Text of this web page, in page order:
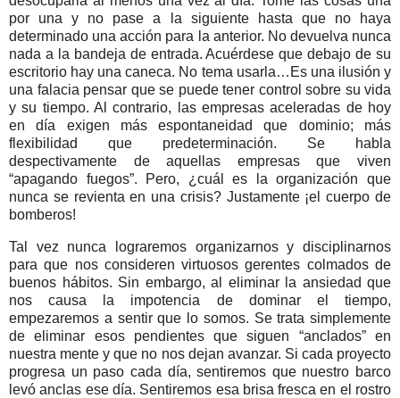
por una y no pase a la siguiente hasta que no haya
determinado una acción para la anterior. No devuelva nunca
nada a la bandeja de entrada. Acuérdese que debajo de su
escritorio hay una caneca. No tema usarla…Es una ilusión y
una falacia pensar que se puede tener control sobre su vida
y su tiempo. Al contrario, las empresas aceleradas de hoy
en día exigen más espontaneidad que dominio; más
flexibilidad que predeterminación. Se habla
despectivamente de aquellas empresas que viven
“apagando fuegos”. Pero, ¿cuál es la organización que
nunca se revienta en una crisis? Justamente ¡el cuerpo de
bomberos!
Tal vez nunca lograremos organizarnos y disciplinarnos
para que nos consideren virtuosos gerentes colmados de
buenos hábitos. Sin embargo, al eliminar la ansiedad que
nos causa la impotencia de dominar el tiempo,
empezaremos a sentir que lo somos. Se trata simplemente
de eliminar esos pendientes que siguen “anclados” en
nuestra mente y que no nos dejan avanzar. Si cada proyecto
progresa un paso cada día, sentiremos que nuestro barco
levó anclas ese día. Sentiremos esa brisa fresca en el rostro